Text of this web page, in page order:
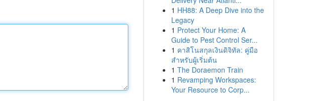
1 HH88: A Deep Dive into the
Legacy
1 Protect Your Home: A
Guide to Pest Control Ser...
1 คาสิโนสกุลเงินดิจิทัล: คู่มือ
สำหรับผู้เริ่มต้น
1 The Doraemon Train
1 Revamping Workspaces:
Your Resource to Corp...